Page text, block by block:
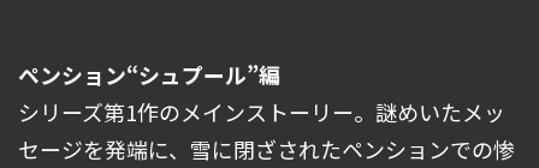
ペンション“シュプール”編
シリーズ第1作のメインストーリー。謎めいたメッ
セージを発端に、雪に閉ざされたペンションでの惨